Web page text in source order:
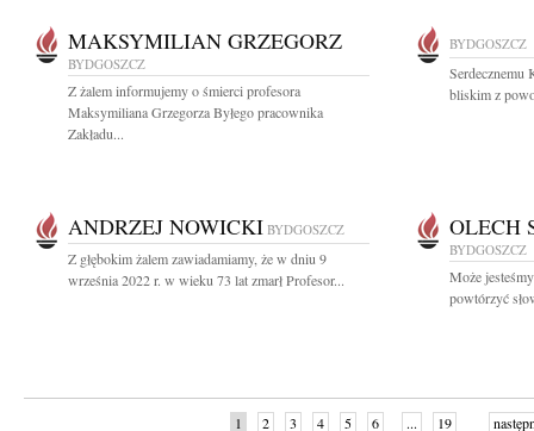
MAKSYMILIAN GRZEGORZ
BYDGOSZCZ
Z żalem informujemy o śmierci profesora
Maksymiliana Grzegorza Byłego pracownika
Zakładu...
BYDGOSZCZ
bliskim z
ANDRZEJ NOWICKI BYDGOSZCZ
Z głębokim żalem zawiadamiamy, że w dniu 9
września 2022 r. w wieku 73 lat zmarł Profesor...
OLECH
BYDGOSZCZ
Może
powtórzyć
1 2 3 4 5 6 ... 19